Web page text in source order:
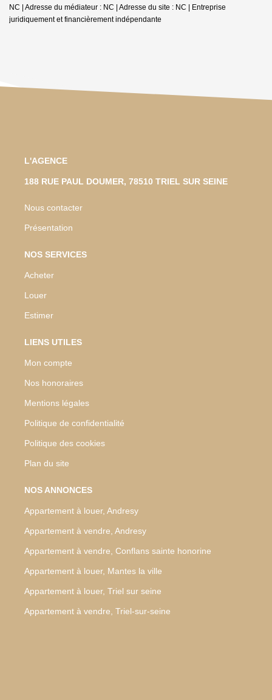
NC | Adresse du médiateur : NC | Adresse du site : NC | Entreprise
juridiquement et financièrement indépendante
L'AGENCE
188 RUE PAUL DOUMER, 78510 TRIEL SUR SEINE
Nous contacter
Présentation
NOS SERVICES
Acheter
Louer
Estimer
LIENS UTILES
Mon compte
Nos honoraires
Mentions légales
Politique de confidentialité
Politique des cookies
Plan du site
NOS ANNONCES
Appartement à louer, Andresy
Appartement à vendre, Andresy
Appartement à vendre, Conflans sainte honorine
Appartement à louer, Mantes la ville
Appartement à louer, Triel sur seine
Appartement à vendre, Triel-sur-seine